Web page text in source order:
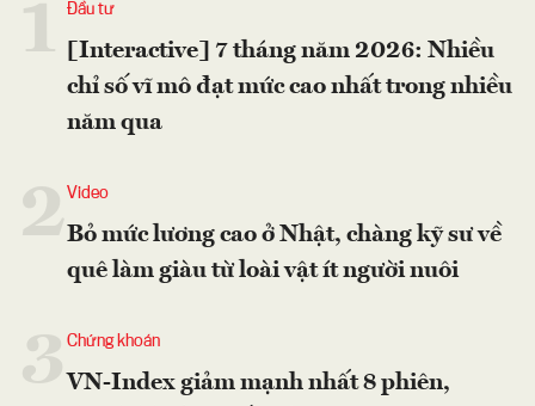
Đầu tư
[Interactive] 7 tháng năm 2026: Nhiều
chỉ số vĩ mô đạt mức cao nhất trong nhiều
năm qua
2Video
Bỏ mức lương cao ở Nhật, chàng kỹ sư về
quê làm giàu từ loài vật ít người nuôi
Chứng khoán
VN-Index giảm mạnh nhất 8 phiên,